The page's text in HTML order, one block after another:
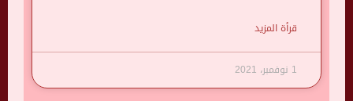
قرأة المزيد
1 نوفمبر، 2021